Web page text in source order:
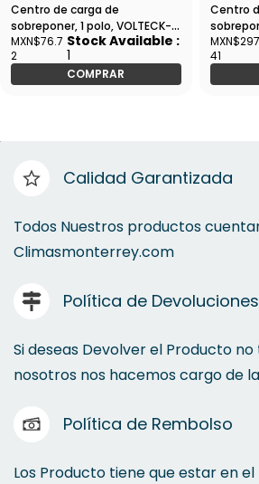
Centro de carga de
sobreponer, 1 polo, VOLTECK-
CCS-1 / 47193
MXN$76.7
2
Stock Available :
1
COMPRAR
Centro
41
Calidad Garantizada
Todos Nuestros productos
Climasmonterrey.com
Política de Devoluciones
Si deseas Devolver el Producto
nosotros nos hacemos cargo de
Política de Rembolso
Los Producto tiene que estar en